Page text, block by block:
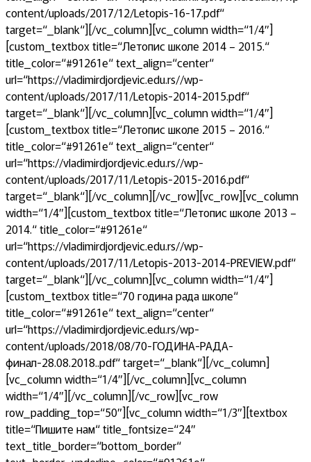
content/uploads/2017/12/Letopis-16-17.pdf“
target=“_blank“][/vc_column][vc_column width=“1/4″]
[custom_textbox title=“Летопис школе 2014 – 2015.“
title_color=“#91261e“ text_align=“center“
url=“https://vladimirdjordjevic.edu.rs//wp-
content/uploads/2017/11/Letopis-2014-2015.pdf“
target=“_blank“][/vc_column][vc_column width=“1/4″]
[custom_textbox title=“Летопис школе 2015 – 2016.“
title_color=“#91261e“ text_align=“center“
url=“https://vladimirdjordjevic.edu.rs//wp-
content/uploads/2017/11/Letopis-2015-2016.pdf“
target=“_blank“][/vc_column][/vc_row][vc_row][vc_column
width=“1/4″][custom_textbox title=“Летопис школе 2013 –
2014.“ title_color=“#91261e“
url=“https://vladimirdjordjevic.edu.rs//wp-
content/uploads/2017/11/Letopis-2013-2014-PREVIEW.pdf“
target=“_blank“][/vc_column][vc_column width=“1/4″]
[custom_textbox title=“70 година рада школе“
title_color=“#91261e“ text_align=“center“
url=“https://vladimirdjordjevic.edu.rs/wp-
content/uploads/2018/08/70-ГОДИНА-РАДА-
финал-28.08.2018..pdf“ target=“_blank“][/vc_column]
[vc_column width=“1/4″][/vc_column][vc_column
width=“1/4″][/vc_column][/vc_row][vc_row
row_padding_top=“50″][vc_column width=“1/3″][textbox
title=“Пишите нам“ title_fontsize=“24″
text_title_border=“bottom_border“